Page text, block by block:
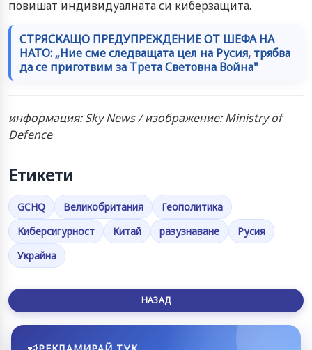
повишат индивидуалната си киберзащита.
СТРЯСКАЩО ПРЕДУПРЕЖДЕНИЕ ОТ ШЕФА НА
НАТО: „Ние сме следващата цел на Русия, трябва
да се приготвим за Трета Световна Война"
информация: Sky News / изображение: Ministry of
Defence
Етикети
GCHQ Великобритания
Геополитика
Киберсигурност
Китай разузнаване
Русия
Украйна
НАЗАД